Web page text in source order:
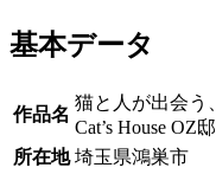
基本データ
作品名
猫と人が出会う
Cat’s House OZ邸
所在地 埼玉県鴻巣市